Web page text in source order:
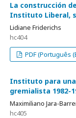
La construcción
Instituto Liberal,
Lidiane Friderichs
hc404
PDF (Português
Instituto para
gremialista 1982-
Maximiliano Jara-
hc405